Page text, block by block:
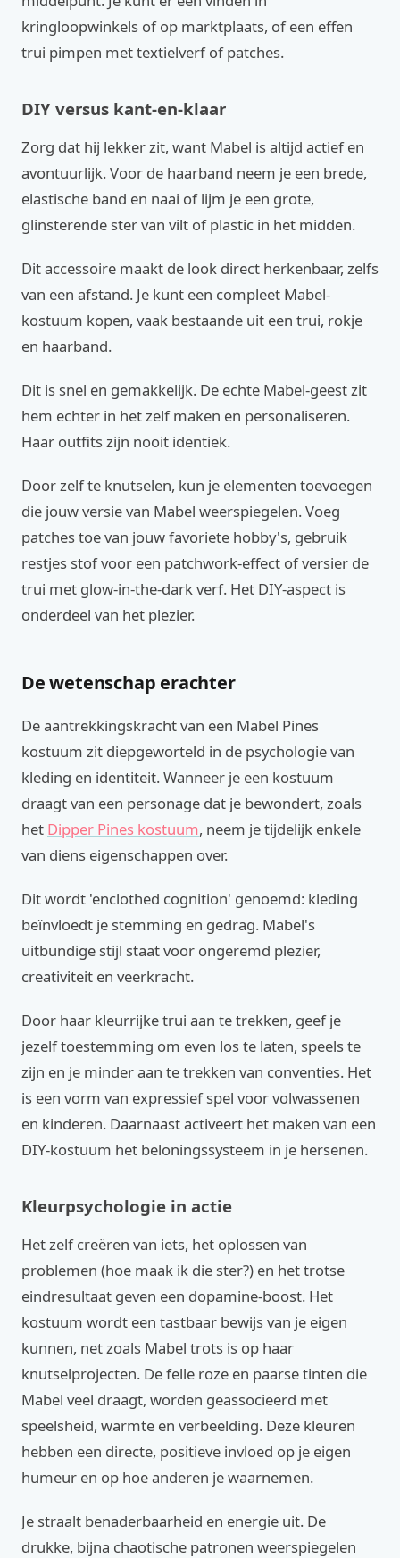
kringloopwinkels of op marktplaats, of een effen
trui pimpen met textielverf of patches.
DIY versus kant-en-klaar
Zorg dat hij lekker zit, want Mabel is altijd actief en
avontuurlijk. Voor de haarband neem je een brede,
elastische band en naai of lijm je een grote,
glinsterende ster van vilt of plastic in het midden.
Dit accessoire maakt de look direct herkenbaar, zelfs
van een afstand. Je kunt een compleet Mabel-
kostuum kopen, vaak bestaande uit een trui, rokje
en haarband.
Dit is snel en gemakkelijk. De echte Mabel-geest zit
hem echter in het zelf maken en personaliseren.
Haar outfits zijn nooit identiek.
Door zelf te knutselen, kun je elementen toevoegen
die jouw versie van Mabel weerspiegelen. Voeg
patches toe van jouw favoriete hobby's, gebruik
restjes stof voor een patchwork-effect of versier de
trui met glow-in-the-dark verf. Het DIY-aspect is
onderdeel van het plezier.
De wetenschap erachter
De aantrekkingskracht van een Mabel Pines
kostuum zit diepgeworteld in de psychologie van
kleding en identiteit. Wanneer je een kostuum
draagt van een personage dat je bewondert, zoals
het Dipper Pines kostuum, neem je tijdelijk enkele
van diens eigenschappen over.
Dit wordt 'enclothed cognition' genoemd: kleding
beïnvloedt je stemming en gedrag. Mabel's
uitbundige stijl staat voor ongeremd plezier,
creativiteit en veerkracht.
Door haar kleurrijke trui aan te trekken, geef je
jezelf toestemming om even los te laten, speels te
zijn en je minder aan te trekken van conventies. Het
is een vorm van expressief spel voor volwassenen
en kinderen. Daarnaast activeert het maken van een
DIY-kostuum het beloningssysteem in je hersenen.
Kleurpsychologie in actie
Het zelf creëren van iets, het oplossen van
problemen (hoe maak ik die ster?) en het trotse
eindresultaat geven een dopamine-boost. Het
kostuum wordt een tastbaar bewijs van je eigen
kunnen, net zoals Mabel trots is op haar
knutselprojecten. De felle roze en paarse tinten die
Mabel veel draagt, worden geassocieerd met
speelsheid, warmte en verbeelding. Deze kleuren
hebben een directe, positieve invloed op je eigen
humeur en op hoe anderen je waarnemen.
Je straalt benaderbaarheid en energie uit. De
drukke, bijna chaotische patronen weerspiegelen